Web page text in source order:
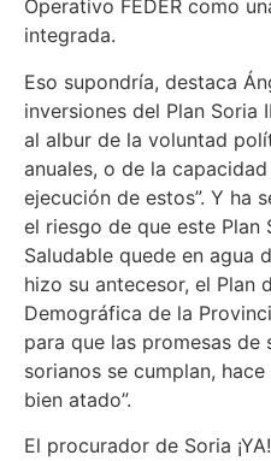
Operativo FEDER como
integrada.
Eso supondría, destaca
inversiones del Plan Soria
al albur de la voluntad
anuales, o de la
ejecución de estos”. Y ha
el riesgo de que este Plan
Saludable quede en agua
hizo su antecesor, el Plan
Demográfica de la
para que las promesas
sorianos se cumplan,
bien atado”.
El procurador de Soria